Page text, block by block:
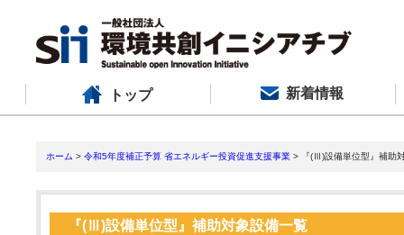
トップ 新着情報
ホーム > 令和5年度補正予算 省エネルギー投資促進支援事業 > 『(Ⅲ)設備単位型』補助
『(Ⅲ)設備単位型』補助対象設備一覧